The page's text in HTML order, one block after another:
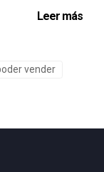
Leer más
vender